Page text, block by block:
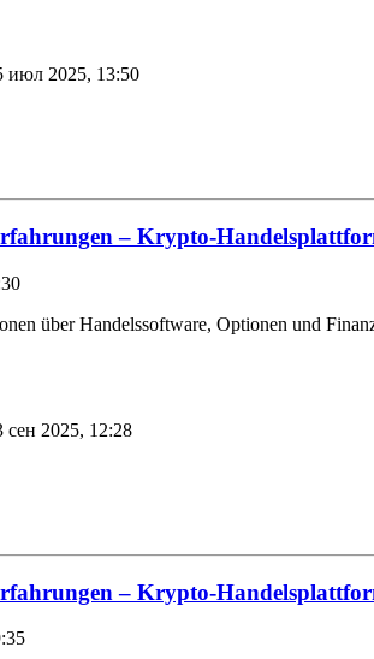
июл 2025, 13:50
– Krypto-
über Handelssoftware, Optionen und
сен 2025, 12:28
– Krypto-